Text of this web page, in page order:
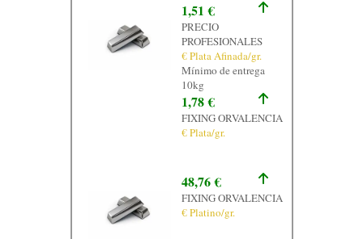
1,51 €
PRECIO
PROFESIONALES
€ Plata Afinada/gr.
Mínimo de entrega
10kg
1,78 €
FIXING ORVALENCIA
€ Plata/gr.
48,76 €
FIXING ORVALENCIA
€ Platino/gr.